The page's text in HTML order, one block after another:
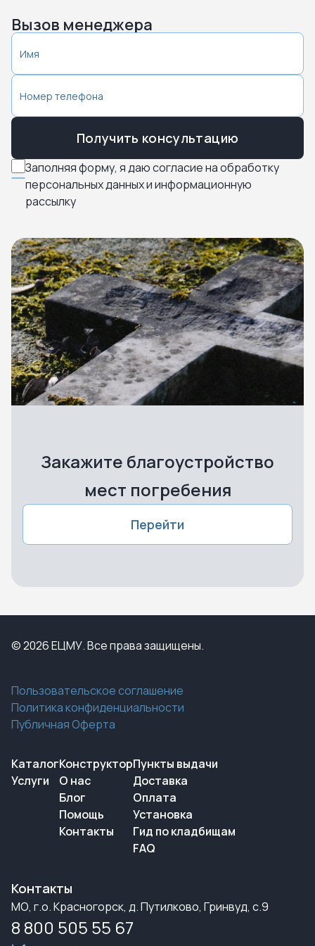
Вызов менеджера
Заполняя форму, я даю согласие на обработку
персональных данных и информационную
рассылку
Получить консультацию
Закажите благоустройство
мест погребения
Перейти
© 2026 ЕЦМУ. Все права защищены.
Пользовательское соглашение
Политика конфиденциальности
Публичная Оферта
Каталог
Услуги
Конструктор
О нас
Блог
Помощь
Контакты
Пункты выдачи
Доставка
Оплата
Установка
Гид по кладбищам
FAQ
Контакты
МО, г.о. Красногорск, д. Путилково, Гринвуд, с.9
8 800 505 55 67